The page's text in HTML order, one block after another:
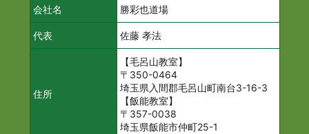
会社名 勝彩也道場
代表 佐藤 孝法
住所
【毛呂山教室】
〒350-0464
埼玉県入間郡毛呂山町南台3-16-3
【飯能教室】
〒357-0038
埼玉県飯能市仲町25-1